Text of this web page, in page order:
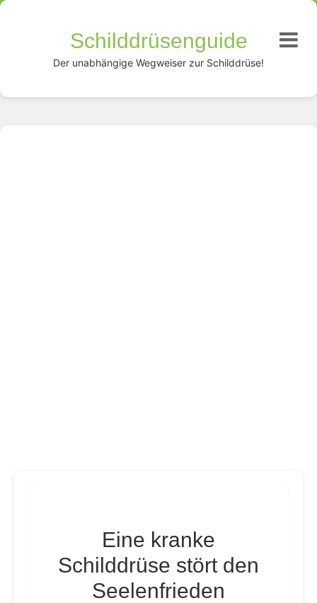
Schilddrüsenguide
Der unabhängige Wegweiser zur Schilddrüse!
Eine kranke
Schilddrüse stört den
Seelenfrieden